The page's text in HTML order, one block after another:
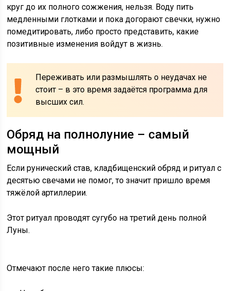
круг до их полного сожжения, нельзя. Воду пить
медленными глотками и пока догорают свечки, нужно
помедитировать, либо просто представить, какие
позитивные изменения войдут в жизнь.
Переживать или размышлять о неудачах не
стоит – в это время задаётся программа для
высших сил.
Обряд на полнолуние – самый
мощный
Если рунический став, кладбищенский обряд и ритуал с
десятью свечами не помог, то значит пришло время
тяжёлой артиллерии.
Этот ритуал проводят сугубо на третий день полной
Луны.
Отмечают после него такие плюсы: